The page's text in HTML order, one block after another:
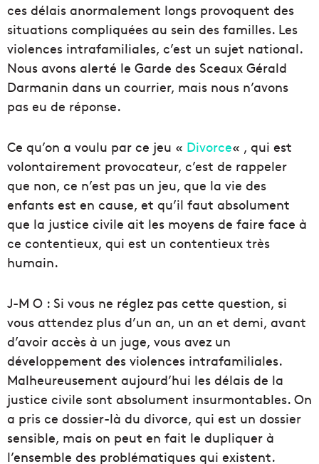
ces délais anormalement longs provoquent des
situations compliquées au sein des familles. Les
violences intrafamiliales, c’est un sujet national.
Nous avons alerté le Garde des Sceaux Gérald
Darmanin dans un courrier, mais nous n’avons
pas eu de réponse.
Ce qu’on a voulu par ce jeu « Divorce« , qui est
volontairement provocateur, c’est de rappeler
que non, ce n’est pas un jeu, que la vie des
enfants est en cause, et qu’il faut absolument
que la justice civile ait les moyens de faire face à
ce contentieux, qui est un contentieux très
humain.
J-M O : Si vous ne réglez pas cette question, si
vous attendez plus d’un an, un an et demi, avant
d’avoir accès à un juge, vous avez un
développement des violences intrafamiliales.
Malheureusement aujourd’hui les délais de la
justice civile sont absolument insurmontables. On
a pris ce dossier-là du divorce, qui est un dossier
sensible, mais on peut en fait le dupliquer à
l’ensemble des problématiques qui existent.